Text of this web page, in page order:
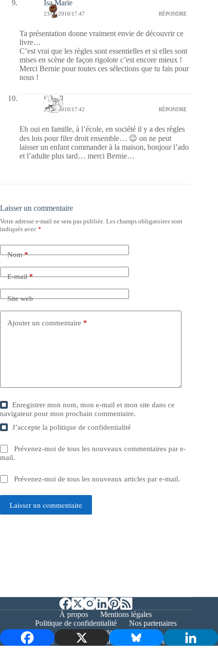
Isa Marie
23/06/2016/17:47 RÉPONDRE
Ta présentation donne vraiment envie de découvrir ce
livre…
C’est vrai que les règles sont essentielles et si elles sont
mises en scène de façon rigolote c’est encore mieux !
Merci Bernie pour toutes ces sélections que tu fais pour
nous !
jill bill
23/06/2016/17:42 RÉPONDRE
Eh oui en famille, à l’école, en société il y a des règles
des lois pour filer droit ensemble… 😉 on ne peut
laisser un enfant commander à la maison, bonjour l’ado
et l’adulte plus tard… merci Bernie…
Laisser un commentaire
Votre adresse e-mail ne sera pas publiée. Les champs obligatoires sont
indiqués avec *
Nom*
E-mail*
Site web
Ajouter un commentaire *
Enregistrer mon nom, mon e-mail et mon site dans ce
navigateur pour mon prochain commentaire.
J’accepte lapolitique de confidentialité
Prévenez-moi de tous les nouveaux commentaires par e-
mail.
Prévenez-moi de tous les nouveaux articles par e-mail.
Laisser un commentaire
À propos
Mentions légales
Politique de confidentialité
Nos partenaires
Contact
Copyright © 2026 - Bernieshoot.fr Journal Web